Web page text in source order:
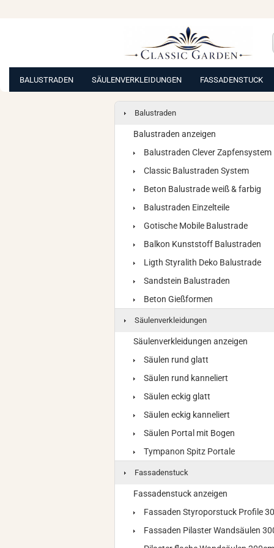
BALUSTRADEN SÄULENVERKLEIDUNGEN FASSADENSTUCK
Balustraden
Balustraden anzeigen
Balustraden Clever Zapfensystem
Classic Balustraden System
Beton Balustrade weiß & farbig
Balustraden Einzelteile
Gotische Mobile Balustrade
Balkon Kunststoff Balustraden
Ligth Styralith Deko Balustrade
Sandstein Balustraden
Beton Gießformen
Säulenverkleidungen
Säulenverkleidungen anzeigen
Säulen rund glatt
Säulen rund kanneliert
Säulen eckig glatt
Säulen eckig kanneliert
Säulen Portal mit Bogen
Tympanon Spitz Portale
Fassadenstuck
Fassadenstuck anzeigen
Fassaden Styroporstuck Profile
Fassaden Pilaster Wandsäulen